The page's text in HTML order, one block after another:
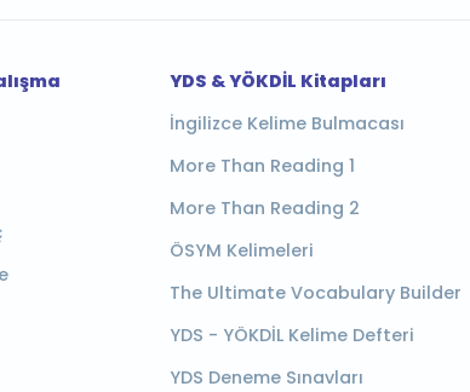
YDS & YÖKDİL Kitapları
İngilizce Kelime Bulmacası
More Than Reading 1
More Than Reading 2
ÖSYM Kelimeleri
The Ultimate Vocabulary Builder
YDS - YÖKDİL Kelime Defteri
YDS Deneme Sınavları